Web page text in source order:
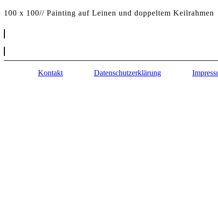
100 x 100// Painting auf Leinen und doppeltem Keilrahmen
Kontakt Datenschutzerklärung